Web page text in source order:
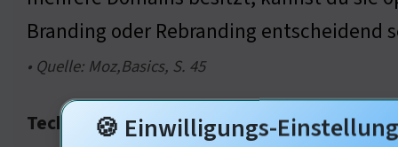
Branding oder Rebranding entscheidend
• Quelle: Moz,Basics, S. 45
Technische Umsetzung der Weiterleitung
🍪 Einwilligungs-